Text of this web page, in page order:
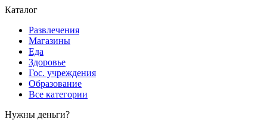
Каталог
Развлечения
Магазины
Еда
Здоровье
Гос. учреждения
Образование
Все категории
Нужны деньги?